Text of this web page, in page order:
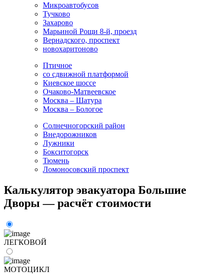
Микроавтобусов
Тучково
Захарово
Марьиной Рощи 8-й, проезд
Вернадского, проспект
новохаритоново
Птичное
со сдвижной платформой
Киевское шоссе
Очаково-Матвеевское
Москва – Шатура
Москва – Бологое
Солнечногорский район
Внедорожников
Лужники
Бокситогорск
Тюмень
Ломоносовский проспект
Калькулятор эвакуатора Большие
Дворы — расчёт стоимости
ЛЕГКОВОЙ
МОТОЦИКЛ